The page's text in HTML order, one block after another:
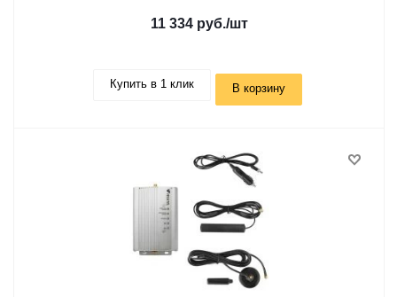
11 334 руб./шт
Купить в 1 клик В корзину